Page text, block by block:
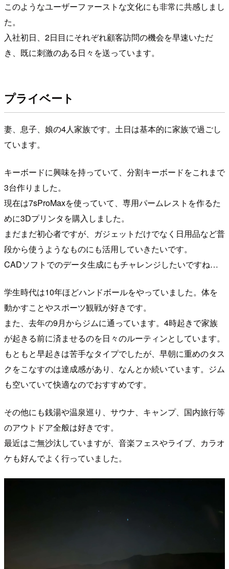
このようなユーザーファーストな文化にも非常に共感しまし
た。
入社初日、2日目にそれぞれ顧客訪問の機会を早速いただ
き、既に刺激のある日々を送っています。
プライベート
妻、息子、娘の4人家族です。土日は基本的に家族で過ごし
ています。
キーボードに興味を持っていて、分割キーボードをこれまで
3台作りました。
現在は7sProMaxを使っていて、専用パームレストを作るた
めに3Dプリンタを購入しました。
まだまだ初心者ですが、ガジェットだけでなく日用品など普
段から使うようなものにも活用していきたいです。
CADソフトでのデータ生成にもチャレンジしたいですね…
学生時代は10年ほどハンドボールをやっていました。体を
動かすことやスポーツ観戦が好きです。
また、去年の9月からジムに通っています。4時起きで家族
が起きる前に済ませるのを日々のルーティンとしています。
もともと早起きは苦手なタイプでしたが、早朝に重めのタス
クをこなすのは達成感があり、なんとか続いています。ジム
も空いていて快適なのでおすすめです。
その他にも銭湯や温泉巡り、サウナ、キャンプ、国内旅行等
のアウトドア全般は好きです。
最近はご無沙汰していますが、音楽フェスやライブ、カラオ
ケも好んでよく行っていました。